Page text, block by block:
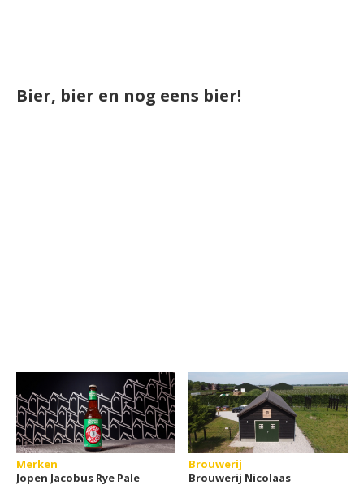
Bier, bier en nog eens bier!
Merken
Jopen Jacobus Rye Pale
Brouwerij
Brouwerij Nicolaas